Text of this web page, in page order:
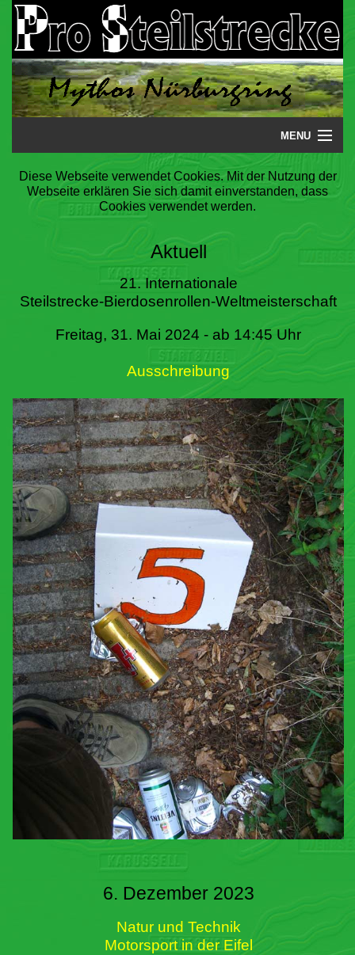
MENU
Startseite
Steilstrecke
Literatur
Termine
Diese Webseite verwendet Cookies. Mit der Nutzung der
Webseite erklären Sie sich damit einverstanden, dass
Cookies verwendet werden.
Aktuell
21. Internationale
Steilstrecke-Bierdosenrollen-Weltmeisterschaft
Freitag, 31. Mai 2024 - ab 14:45 Uhr
Ausschreibung
6. Dezember 2023
Natur und Technik
Motorsport in der Eifel